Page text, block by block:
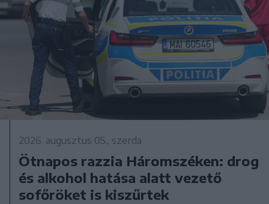
2026. augusztus 05., szerda
Ötnapos razzia Háromszéken: drog
és alkohol hatása alatt vezető
sofőröket is kiszűrtek